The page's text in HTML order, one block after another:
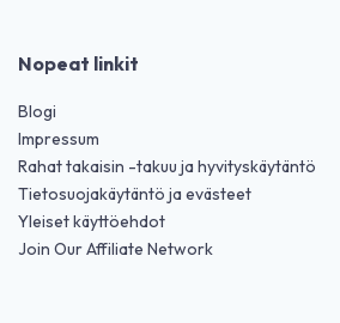
Nopeat linkit
Blogi
Impressum
Rahat takaisin -takuu ja hyvityskäytäntö
Tietosuojakäytäntö ja evästeet
Yleiset käyttöehdot
Join Our Affiliate Network